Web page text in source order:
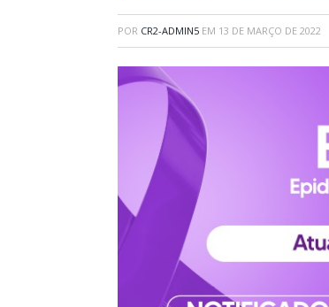
POR CR2-ADMIN5 EM 13 DE MARÇO DE 2022